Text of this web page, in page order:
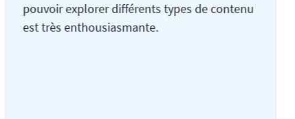
pouvoir explorer différents types de contenu
est très enthousiasmante.